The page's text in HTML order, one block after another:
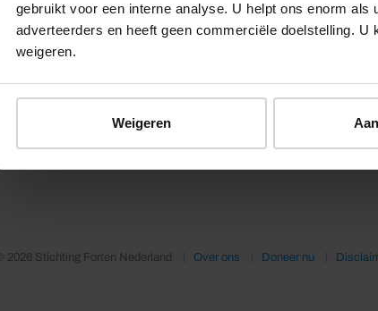
gebruikt voor een interne analyse. U helpt ons enorm als
adverteerders en heeft geen commerciële doelstelling.
weigeren.
Weigeren
© 2026 Stichting Forten Nederland Over ons Doneer nu